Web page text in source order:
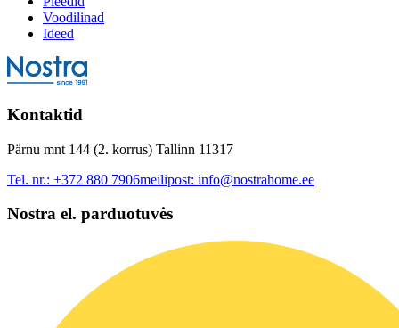
Voodilinad
Ideed
Kontaktid
Pärnu mnt 144 (2. korrus) Tallinn 11317
Tel. nr.: +372 880 7906meilipost: info@nostrahome.ee
Nostra el. parduotuvės